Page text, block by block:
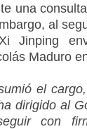
una
al
Jinping
Maduro
el
dirigido al
con